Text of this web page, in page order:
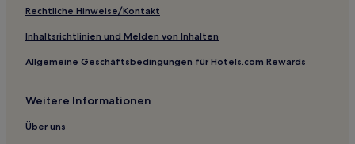
Familien in Böblingen
Hotels mit Parkplatz in Landkreis Freudenstadt
Rechtliche Hinweise/Kontakt
Inhaltsrichtlinien und Melden von Inhalten
Allgemeine Geschäftsbedingungen für Hotels.com Rewards
Weitere Informationen
Über uns